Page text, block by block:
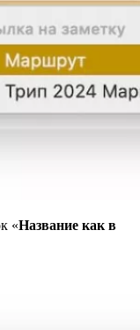
«Название как в